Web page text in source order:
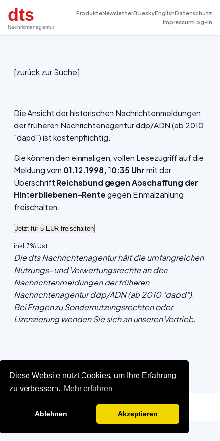
Diese Website nutzt Cookies, um Ihre Erfahrung
zu verbessern. Mehr erfahren
Ablehnen Akzeptieren
dts
Nachrichtenagentur
ProdukteNewsletterBlueskyEnglishDatenschutz
ImpressumLog-In
[zurück zur Suche]
Die Ansicht der historischen Nachrichtenmeldungen
der früheren Nachrichtenagentur ddp/ADN (ab 2010
"dapd") ist kostenpflichtig.
Sie können den einmaligen, vollen Lesezugriff auf die
Meldung vom 01.12.1998, 10:35 Uhrmit der
Überschrift Reichsbund gegen Abschaffung der
Hinterbliebenen-Rentegegen Einmalzahlung
freischalten.
inkl. 7% Ust.
Die dts Nachrichtenagentur hält die umfangreichen
Nutzungs- und Verwertungsrechte an den
Nachrichtenmeldungen der früheren
Nachrichtenagentur ddp/ADN (ab 2010 "dapd").
Bei Fragen zu Sondernutzungsrechten oder
Lizenzierungwenden Sie sich an unseren Vertrieb.